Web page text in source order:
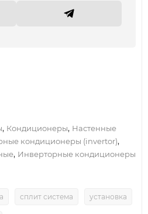
, Кондиционеры, Настенные
кондиционеры (invertor),
, Инверторные кондиционеры
сплит система установка